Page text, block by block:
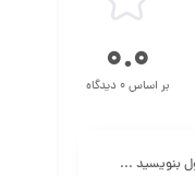
0.0
بر اساس 0 دیدگاه
بنویسید ...